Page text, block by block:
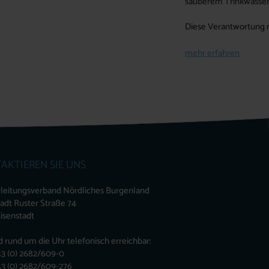
Diese Verantwortung
mehr erfahren
SIE UNS
Nördliches Burgenland
Ruster Straße 74
rund um die Uhr telefonisch erreichbar:
(0) 2682/609-0